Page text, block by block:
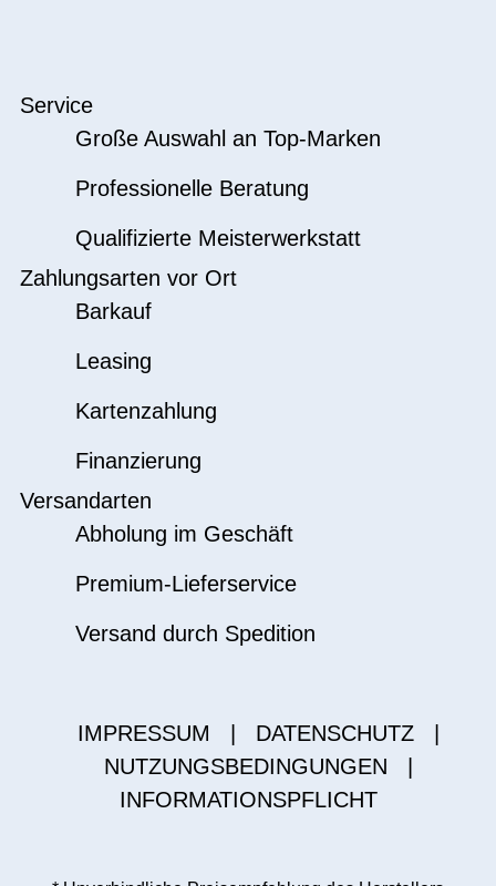
Service
Große Auswahl an Top-Marken
Professionelle Beratung
Qualifizierte Meisterwerkstatt
Zahlungsarten vor Ort
Barkauf
Leasing
Kartenzahlung
Finanzierung
Versandarten
Abholung im Geschäft
Premium-Lieferservice
Versand durch Spedition
IMPRESSUM DATENSCHUTZ
NUTZUNGSBEDINGUNGEN
INFORMATIONSPFLICHT